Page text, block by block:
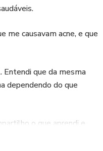
me causavam acne, e que
Entendi que da mesma
dependendo do que
o que aprendi e